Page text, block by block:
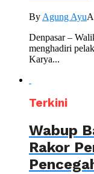
By Agung Ayu
Denpasar –
menghadiri
Karya...
Terkini
Wabup
Rakor